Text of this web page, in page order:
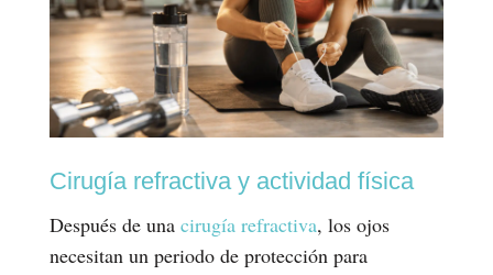
Cirugía refractiva y actividad física
Después de una cirugía refractiva, los ojos
necesitan un periodo de protección para